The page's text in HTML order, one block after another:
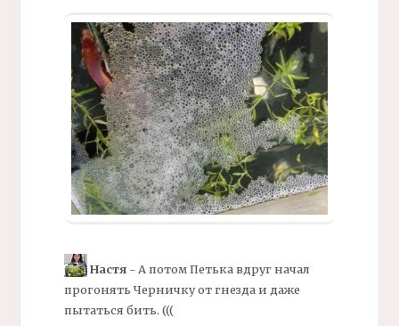
Настя- А потом Петька вдруг начал
прогонять Черничку от гнезда и даже
пытаться бить. (((